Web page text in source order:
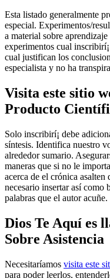
Esta listado generalmente
especial. Experimentos/
a material sobre
experimentos cual
cual justifican los
especialista y no ha
Visita este sitio
Producto
Solo inscribirí¡ debe
síntesis. Identifica nuestro
alrededor sumario.
maneras que si no le
acerca de el crónica
necesario insertar así­ como
palabras que el autor acuñe.
Dios Te Aquí­ es
Sobre Asistencia
Necesitarí­amos visita este
para poder leerlos,